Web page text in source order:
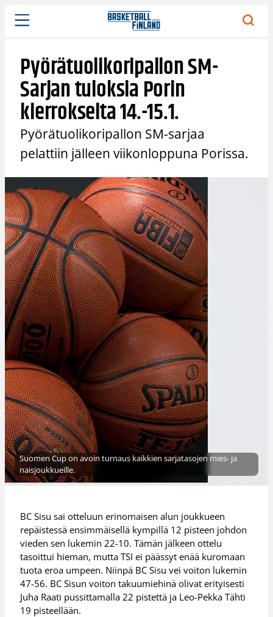
Siirry
sisältöön
Pyörätuolikoripallon SM-
Sarjan tuloksia Porin
kierrokselta 14.-15.1.
Pyörätuolikoripallon SM-sarjaa
pelattiin jälleen viikonloppuna Porissa.
Suomen Cup on avoin turnaus kaikkien sarjatasojen mies- ja
naisjoukkueille.
BC Sisu sai otteluun erinomaisen alun joukkueen
repäistessä ensimmäisellä kympillä 12 pisteen johdon
vieden sen lukemin 22-10. Tämän jälkeen ottelu
tasoittui hieman, mutta TSI ei päässyt enää kuromaan
tuota eroa umpeen. Niinpä BC Sisu vei voiton lukemin
47-56. BC Sisun voiton takuumiehinä olivat erityisesti
Juha Raati pussittamalla 22 pistettä ja Leo-Pekka Tähti
19 pisteellään.